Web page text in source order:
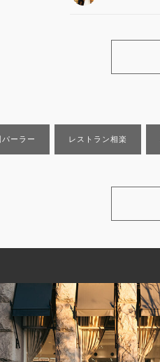
ーラー レストラン相楽